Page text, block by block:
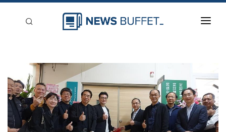
新聞稿分類
登入
刊登